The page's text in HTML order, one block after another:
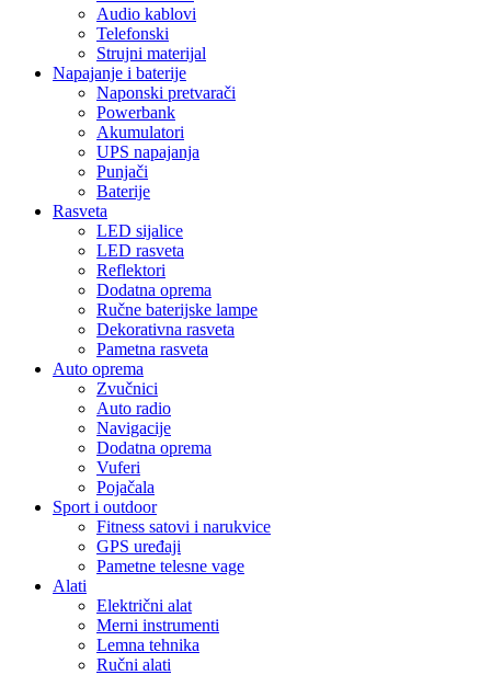
Audio kablovi
Telefonski
Strujni materijal
Napajanje i baterije
Naponski pretvarači
Powerbank
Akumulatori
UPS napajanja
Punjači
Baterije
Rasveta
LED sijalice
LED rasveta
Reflektori
Dodatna oprema
Ručne baterijske lampe
Dekorativna rasveta
Pametna rasveta
Auto oprema
Zvučnici
Auto radio
Navigacije
Dodatna oprema
Vuferi
Pojačala
Sport i outdoor
Fitness satovi i narukvice
GPS uređaji
Pametne telesne vage
Alati
Električni alat
Merni instrumenti
Lemna tehnika
Ručni alati